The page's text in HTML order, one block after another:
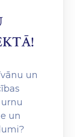
un
un